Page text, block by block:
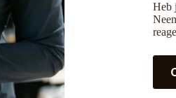
Heb